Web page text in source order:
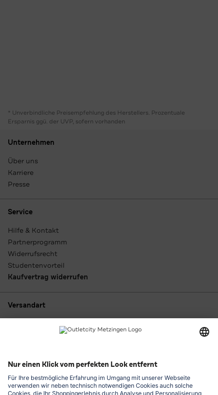
* Unverbindliche Preisempfehlung des Herstellers. Prozentuale
Ersparnis ggü. der UVP, sofern vorhanden
Unternehmen
Über uns
Karriere
Presse
Service
Hilfe & Kontakt
Partnerprogramm
Widerrufsrecht
Studentenvorteil
Kaufvertrag widerrufen
Versandart